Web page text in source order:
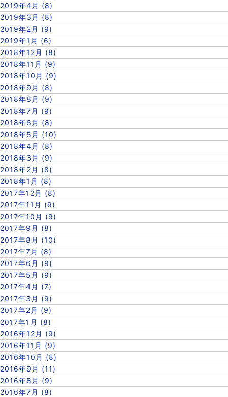
2019年4月 (8)
2019年3月 (8)
2019年2月 (9)
2019年1月 (6)
2018年12月 (8)
2018年11月 (9)
2018年10月 (9)
2018年9月 (8)
2018年8月 (9)
2018年7月 (9)
2018年6月 (8)
2018年5月 (10)
2018年4月 (8)
2018年3月 (9)
2018年2月 (8)
2018年1月 (8)
2017年12月 (8)
2017年11月 (9)
2017年10月 (9)
2017年9月 (8)
2017年8月 (10)
2017年7月 (8)
2017年6月 (9)
2017年5月 (9)
2017年4月 (7)
2017年3月 (9)
2017年2月 (9)
2017年1月 (8)
2016年12月 (9)
2016年11月 (9)
2016年10月 (8)
2016年9月 (11)
2016年8月 (9)
2016年7月 (8)